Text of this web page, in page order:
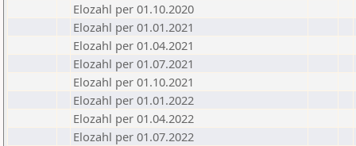
Elozahl per 01.10.2020
Elozahl per 01.01.2021
Elozahl per 01.04.2021
Elozahl per 01.07.2021
Elozahl per 01.10.2021
Elozahl per 01.01.2022
Elozahl per 01.04.2022
Elozahl per 01.07.2022